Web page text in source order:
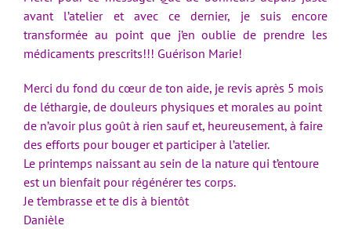
avant l’atelier et avec ce dernier, je suis encore
transformée au point que j’en oublie de prendre les
médicaments prescrits!!! Guérison Marie!
Merci du fond du cœur de ton aide, je revis après 5 mois
de léthargie, de douleurs physiques et morales au point
de n’avoir plus goût à rien sauf et, heureusement, à faire
des efforts pour bouger et participer à l’atelier.
Le printemps naissant au sein de la nature qui t’entoure
est un bienfait pour régénérer tes corps.
Je t’embrasse et te dis à bientôt
Danièle